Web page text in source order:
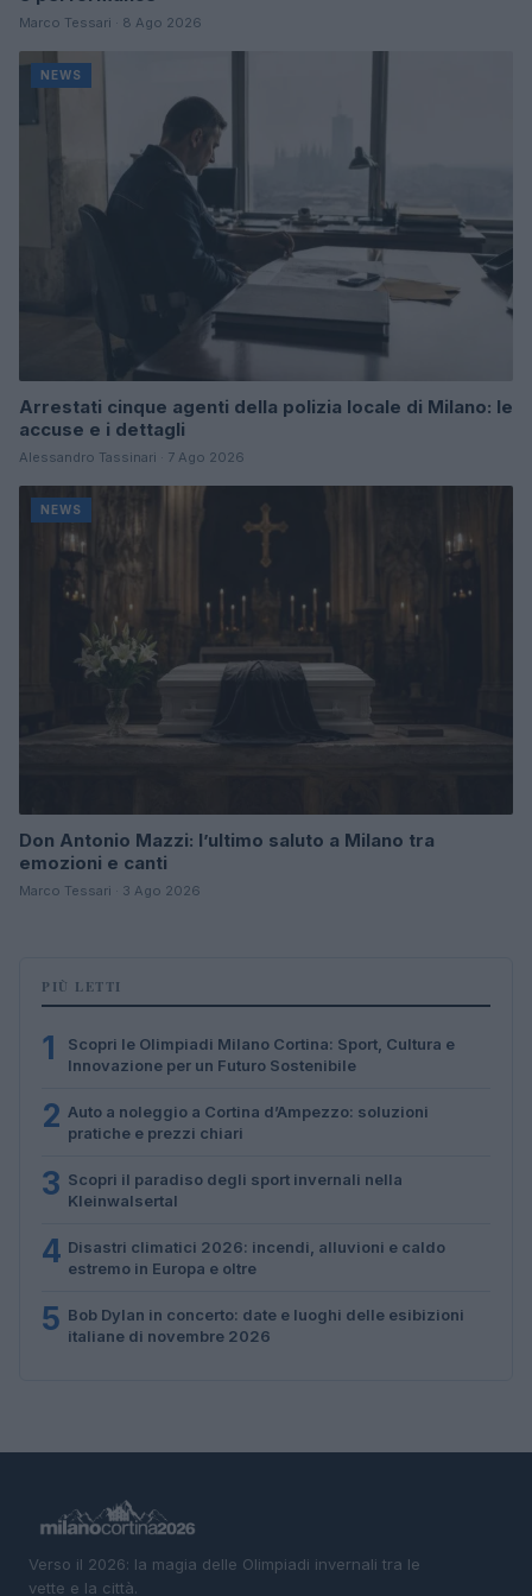
Marco Tessari · 8 Ago 2026
NEWS
Arrestati cinque agenti della polizia locale di Milano: le
accuse e i dettagli
Alessandro Tassinari · 7 Ago 2026
NEWS
Don Antonio Mazzi: l’ultimo saluto a Milano tra
emozioni e canti
Marco Tessari · 3 Ago 2026
PIÙ LETTI
1
Scopri le Olimpiadi Milano Cortina: Sport, Cultura e
Innovazione per un Futuro Sostenibile
2 Auto a noleggio a Cortina d’Ampezzo: soluzioni
pratiche e prezzi chiari
3 Scopri il paradiso degli sport invernali nella
Kleinwalsertal
4 Disastri climatici 2026: incendi, alluvioni e caldo
estremo in Europa e oltre
5 Bob Dylan in concerto: date e luoghi delle esibizioni
italiane di novembre 2026
Verso il 2026: la magia delle Olimpiadi invernali tra le
vette e la città.